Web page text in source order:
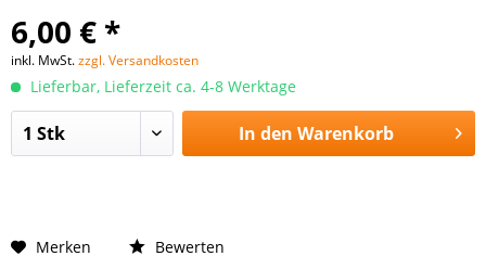
6,00 € *
inkl. MwSt.zzgl. Versandkosten
Lieferbar, Lieferzeit ca. 4-8 Werktage
In den Warenkorb
Merken Bewerten